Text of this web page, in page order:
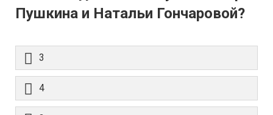
Пушкина и Натальи Гончаровой?
3
4